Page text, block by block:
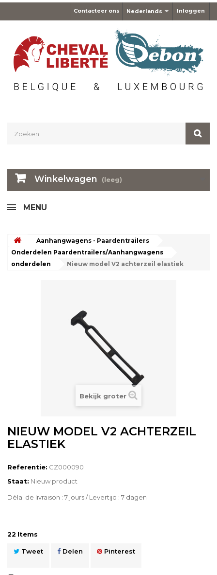
Inloggen
Nederlands
Contacteer ons
Winkelwagen (leeg)
MENU
Aanhangwagens - Paardentrailers
Onderdelen Paardentrailers/Aanhangwagens
onderdelen
Nieuw model V2 achterzeil elastiek
Bekijk groter
NIEUW MODEL V2 ACHTERZEIL
ELASTIEK
Referentie: CZ000090
Staat: Nieuw product
Délai de livraison : 7 jours / Levertijd : 7 dagen
22 Items
Tweet Delen Pinterest